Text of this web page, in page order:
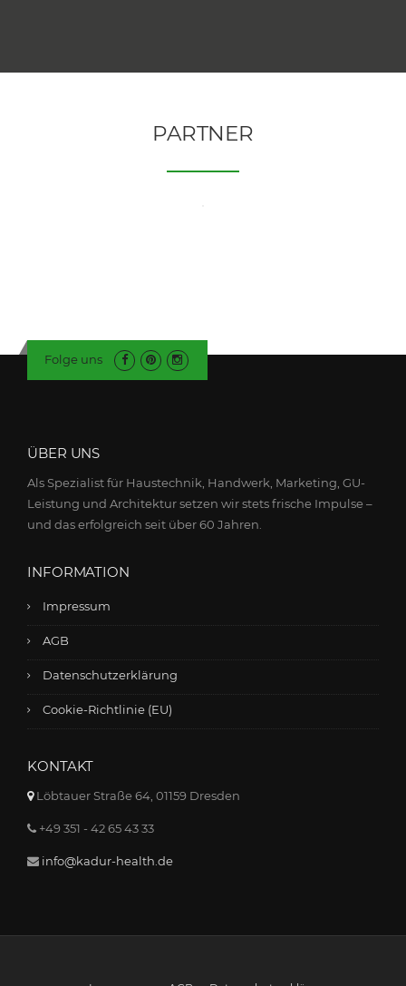
PARTNER
Folge uns
ÜBER UNS
Als Spezialist für Haustechnik, Handwerk, Marketing, GU-
Leistung und Architektur setzen wir stets frische Impulse –
und das erfolgreich seit über 60 Jahren.
INFORMATION
Impressum
AGB
Datenschutzerklärung
Cookie-Richtlinie (EU)
KONTAKT
Löbtauer Straße 64, 01159 Dresden
+49 351 - 42 65 43 33
info@kadur-health.de